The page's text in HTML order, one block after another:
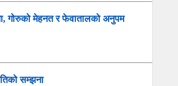
गोरुको मेहनत र फेवातालको अनुपम
सम्झना